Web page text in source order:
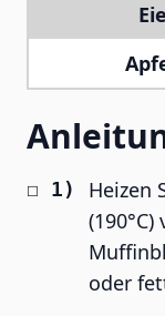
Heizen
oder